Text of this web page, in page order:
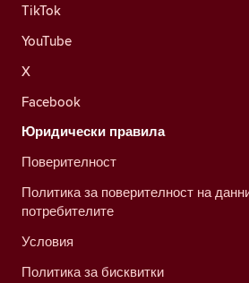
TikTok
YouTube
X
Facebook
Юридически правила
Поверителност
Политика за поверителност на
потребителите
Условия
Политика за бисквитки